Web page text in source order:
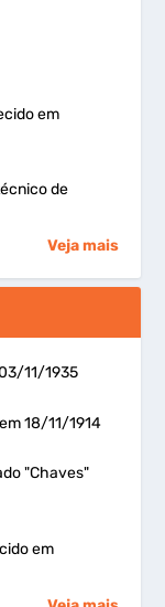
em
de
Veja mais
11/1935
18/11/1914
"Chaves"
em